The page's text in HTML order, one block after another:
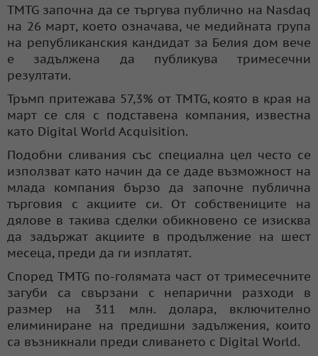
TMTG започна да се търгува публично на Nasdaq
на 26 март, което означава, че медийната група
на републиканския кандидат за Белия дом вече
е задължена да публикува тримесечни
резултати.
Тръмп притежава 57,3% от TMTG, която в края на
март се сля с подставена компания, известна
като Digital World Acquisition.
Подобни сливания със специална цел често се
използват като начин да се даде възможност на
млада компания бързо да започне публична
търговия с акциите си. От собствениците на
дялове в такива сделки обикновено се изисква
да задържат акциите в продължение на шест
месеца, преди да ги изплатят.
Според TMTG по-голямата част от тримесечните
загуби са свързани с непарични разходи в
размер на 311 млн. долара, включително
елиминиране на предишни задължения, които
са възникнали преди сливането с Digital World.